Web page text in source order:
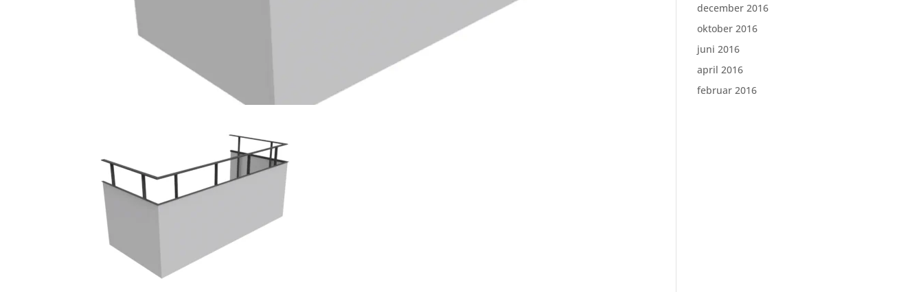
december 2016
oktober 2016
juni 2016
april 2016
februar 2016